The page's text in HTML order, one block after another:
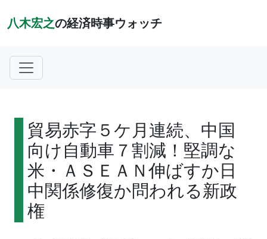
八木宏之の経済時事ウォッチ
貿易赤字５ケ月連続、中国
向け自動車７割減！堅調な
米・ＡＳＥＡＮ伸ばすか日
中関係修復か問われる新政
権